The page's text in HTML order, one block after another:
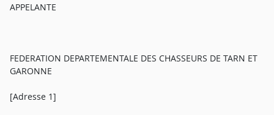
APPELANTE
FEDERATION DEPARTEMENTALE DES CHASSEURS DE TARN ET
GARONNE
[Adresse 1]